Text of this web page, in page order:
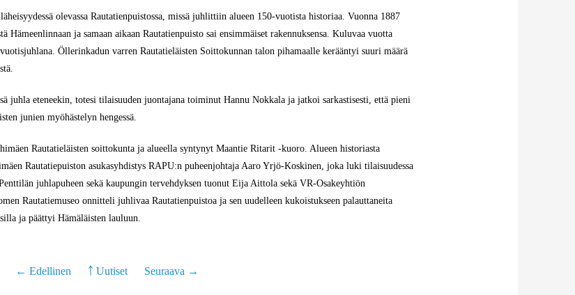
olevassa Rautatienpuistossa, missä juhlittiin alueen 150-vuotista historiaa. Vuonna 1887
ja samaan aikaan Rautatienpuisto sai ensimmäiset rakennuksensa. Kuluvaa vuotta
Öllerinkadun varren Rautatieläisten Soittokunnan talon pihamaalle kerääntyi suuri määrä
juhla eteneekin, totesi tilaisuuden juontajana toiminut Hannu Nokkala ja jatkoi sarkastisesti, että pieni
junien myöhästelyn hengessä.
Rautatieläisten soittokunta ja alueella syntynyt Maantie Ritarit -kuoro. Alueen historiasta
Rautatiepuiston asukasyhdistys RAPU:n puheenjohtaja Aaro Yrjö-Koskinen, joka luki tilaisuudessa
juhlapuheen sekä kaupungin tervehdyksen tuonut Eija Aittola sekä VR-Osakeyhtiön
Rautatiemuseo onnitteli juhlivaa Rautatienpuistoa ja sen uudelleen kukoistukseen palauttaneita
ja päättyi Hämäläisten lauluun.
← Edellinen ￪ Uutiset Seuraava →